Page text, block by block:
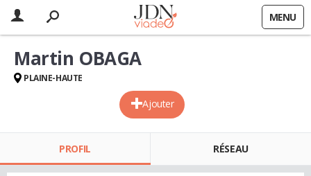
MENU
Ajouter
Martin OBAGA
PLAINE-HAUTE
PROFIL RÉSEAU